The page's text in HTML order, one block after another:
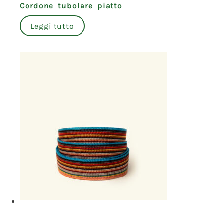
Cordone tubolare piatto
Leggi tutto